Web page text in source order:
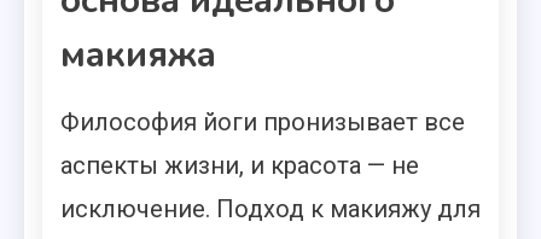
макияжа
Философия йоги пронизывает все
аспекты жизни, и красота — не
исключение. Подход к макияжу для